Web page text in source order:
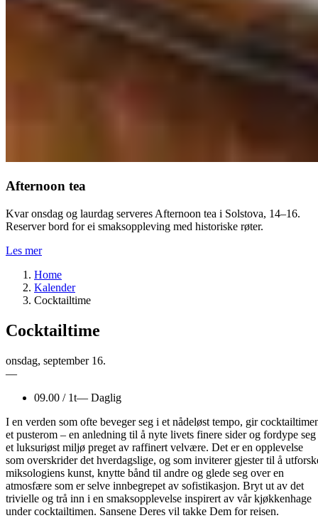
Afternoon tea
Kvar onsdag og laurdag serveres Afternoon tea i Solstova, 14–16.
Reserver bord for ei smaksoppleving med historiske røter.
Les mer
Home
Kalender
Cocktailtime
Cocktailtime
onsdag, september 16.
—
09.00 / 1t— Daglig
I en verden som ofte beveger seg i et nådeløst tempo, gir
et pusterom – en anledning til å nyte livets finere sider og fordype
et luksuriøst miljø preget av raffinert velvære. Det er en opplevelse
som overskrider det hverdagslige, og som inviterer gjester til å
miksologiens kunst, knytte bånd til andre og glede seg over en
atmosfære som er selve innbegrepet av sofistikasjon. Bryt ut av det
trivielle og trå inn i en smaksopplevelse inspirert av vår kjøkkenhage
under cocktailtimen. Sansene Deres vil takke Dem for reisen.